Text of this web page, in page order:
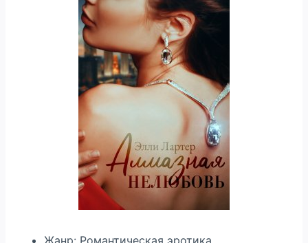
Жанр: Романтическая эротика